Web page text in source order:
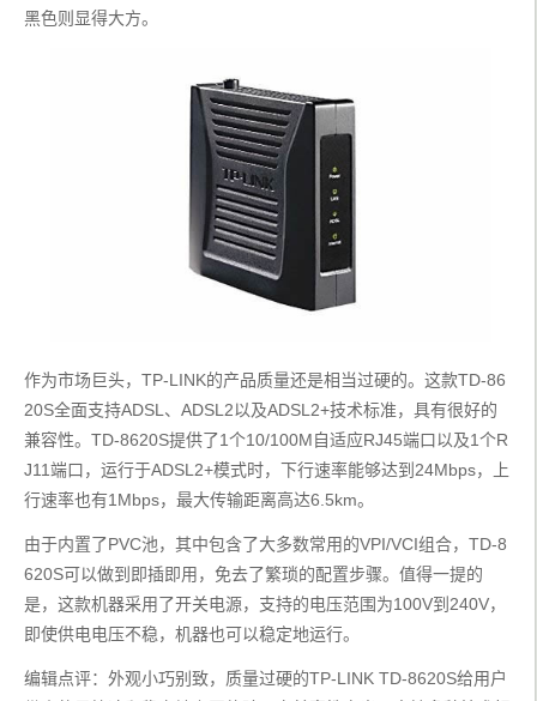
黑色则显得大方。
作为市场巨头，TP-LINK的产品质量还是相当过硬的。这款TD-86
20S全面支持ADSL、ADSL2以及ADSL2+技术标准，具有很好的
兼容性。TD-8620S提供了1个10/100M自适应RJ45端口以及1个R
J11端口，运行于ADSL2+模式时，下行速率能够达到24Mbps，上
行速率也有1Mbps，最大传输距离高达6.5km。
由于内置了PVC池，其中包含了大多数常用的VPI/VCI组合，TD-8
620S可以做到即插即用，免去了繁琐的配置步骤。值得一提的
是，这款机器采用了开关电源，支持的电压范围为100V到240V，
即使供电电压不稳，机器也可以稳定地运行。
编辑点评：外观小巧别致，质量过硬的TP-LINK TD-8620S给用户